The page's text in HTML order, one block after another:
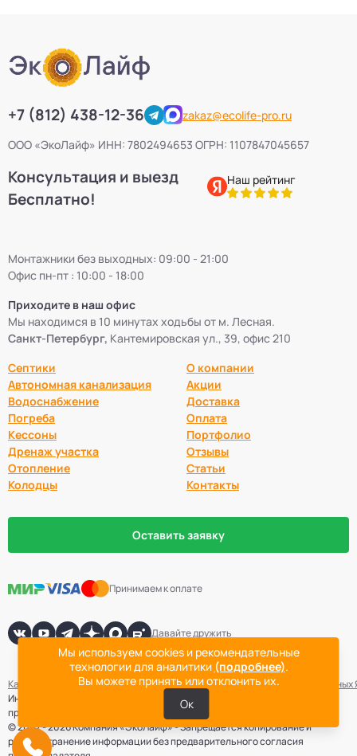
+7 (812) 438-12-36
zakaz@ecolife-pro.ru
ООО «ЭкоЛайф» ИНН: 7802494653 ОГРН: 1107847045657
Консультация и выезд
Бесплатно!
Наш рейтинг
Монтажники без выходных: 09:00 - 21:00
Офис пн-пт : 10:00 - 18:00
Приходите в наш офис
Мы находимся в 10 минутах ходьбы от м. Лесная.
Санкт-Петербург, Кантемировская ул., 39, офис 210
Септики
Автономная канализация
Водоснабжение
Погреба
Кессоны
Дренаж участка
Отопление
Колодцы
О компании
Акции
Доставка
Оплата
Портфолио
Отзывы
Статьи
Контакты
Оставить заявку
Принимаем к оплате
Давайте дружить
Информация не является публичной офертой. Точная стоимость
проведения работ определяется после выезда специалиста компании.
© 2007 - 2026 Компания «ЭкоЛайф» - Запрещается копирование и
распространение информации без предварительного согласия
Карта сайта Политика конфиденциальностиСогласие на обработку
Мы используем cookies и рекомендательные
технологии для аналитики (подробнее).
Вы можете принять или отклонить их.
Ок